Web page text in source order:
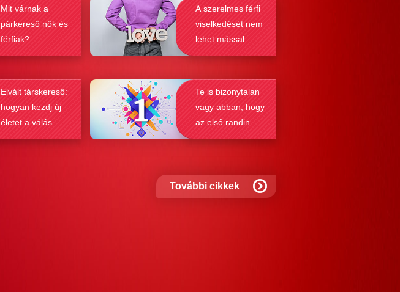
sikerének a receptjét, melyeket vizsgálva
bebizonyosodik, hogy a kötődési típusok
befolyásolják a társkeresést.
Mit várnak a
párkereső nők és
férfiak?
A szerelmes férfi
viselkedését nem
lehet mással
összetéveszteni
Elvált társkereső:
hogyan kezdj új
életet a válás
után?
Te is bizonytalan
vagy abban, hogy
az első randin mit
szabad és mit
További cikkek